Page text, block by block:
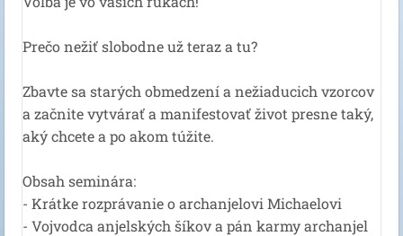
Prečo nežiť slobodne už teraz a tu?
Zbavte sa starých obmedzení a nežiaducich vzorcov
a začnite vytvárať a manifestovať život presne taký,
aký chcete a po akom túžite.
Obsah seminára:
- Krátke rozprávanie o archanjelovi Michaelovi
- Vojvodca anjelských šíkov a pán karmy archanjel